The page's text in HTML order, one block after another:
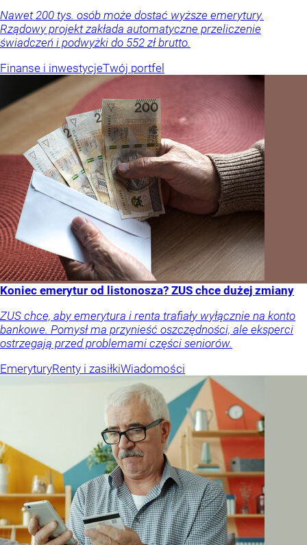
Nawet 200 tys. osób może dostać wyższe emerytury.
Rządowy projekt zakłada automatyczne przeliczenie
świadczeń i podwyżki do 552 zł brutto.
Finanse i inwestycjeTwój portfel
Koniec emerytur od listonosza? ZUS chce dużej zmiany
ZUS chce, aby emerytura i renta trafiały wyłącznie na konto
bankowe. Pomysł ma przynieść oszczędności, ale eksperci
ostrzegają przed problemami części seniorów.
EmeryturyRenty i zasiłkiWiadomości